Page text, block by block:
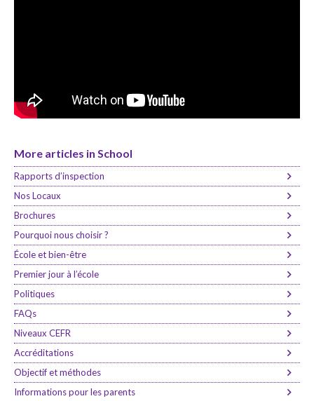
More articles in School
Rapports d’inspection
Nos Locaux
Brochures
Pourquoi nous choisir ?
École et bien-être
Premier jour à l’école
Politiques
FAQs
Niveaux CEFR
Accréditations
Objectif et méthodes
Informations pour les parents